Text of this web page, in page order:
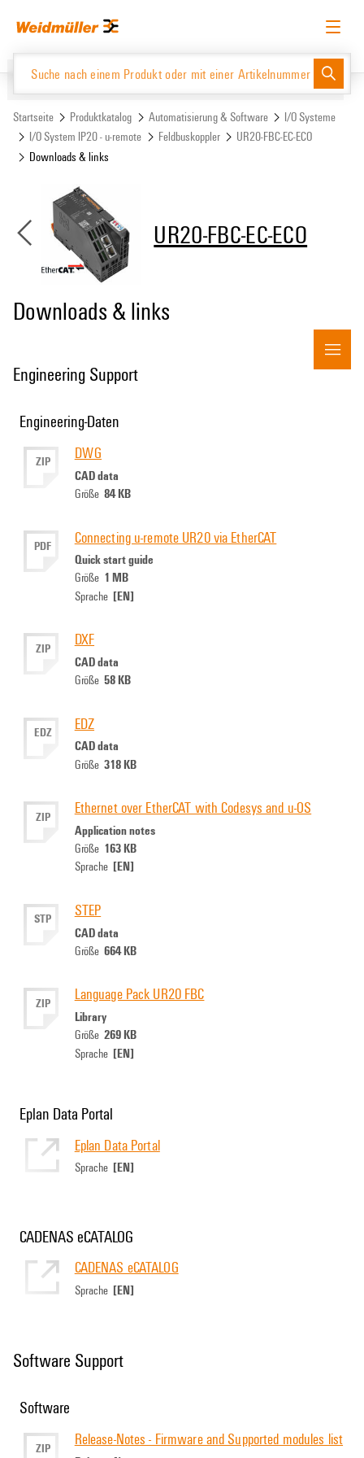
Inhalt
Navigationsmenü
Deutsch Login anfordern Anmelden
Website Support Center easyConnect
Produktkatalog
Startseite Produktkatalog Automatisierung & Software
I/O Systeme
I/O System IP20 - u-remote
Feldbuskoppler
UR20-FBC-EC-ECO
Downloads & links
UR20-FBC-EC-ECO
Downloads & links
Engineering Support
Engineering-Daten
ZIP DWG
CAD data
Größe 84 KB
PDF Connecting u-remote UR20 via EtherCAT
Quick start guide
Größe 1 MB
Sprache [EN]
ZIP DXF
CAD data
Größe 58 KB
EDZ EDZ
CAD data
Größe 318 KB
ZIP Ethernet over EtherCAT with Codesys and u-OS
Application notes
Größe 163 KB
Sprache [EN]
STP STEP
CAD data
Größe 664 KB
ZIP Language Pack UR20 FBC
Library
Größe 269 KB
Sprache [EN]
Eplan Data Portal
Eplan Data Portal
Sprache [EN]
CADENAS eCATALOG
CADENAS eCATALOG
Sprache [EN]
Software Support
Software
ZIP Release-Notes - Firmware and Supported modules list